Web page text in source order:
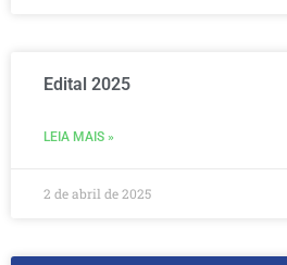
Edital 2025
LEIA MAIS »
2 de abril de 2025